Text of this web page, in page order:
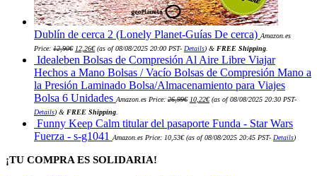
Dublín de cerca 2 (Lonely Planet-Guías De cerca) Amazon.es
Price: 12,90€ precio
original
era:
12,90€.
12,26€precio
actual
es:
12,26€.
(as of 08/08/2025 20:00 PST- Details) & FREE Shipping
Idealeben Bolsas de Compresión Al Aire Libre Viajar
Hechos a Mano Bolsas / Vacío Bolsas de Compresión Mano a
la Presión Laminado Bolsa/Almacenamiento para Viajes
Bolsa 6 Unidades Amazon.es Price: 26,99€ precio
26,99€.
10,22€precio
es:
10,22€.
(as of 08/08/2025 20:30 PST-
Details) & FREE Shipping
Funny Keep Calm titular del pasaporte Funda - Star Wars
Fuerza - s-g1041
Amazon.es Price: 10,53€(as of 08/08/2025 20:45 PST- Details)
¡TU COMPRA ES SOLIDARIA!